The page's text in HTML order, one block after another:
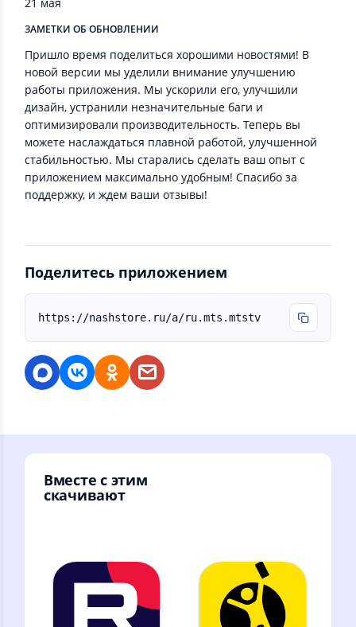
ЗАМЕТКИ ОБ ОБНОВЛЕНИИ
Пришло время поделиться хорошими новостями! В
новой версии мы уделили внимание улучшению
работы приложения. Мы ускорили его, улучшили
дизайн, устранили незначительные баги и
оптимизировали производительность. Теперь вы
можете наслаждаться плавной работой, улучшенной
стабильностью. Мы старались сделать ваш опыт с
приложением максимально удобным! Спасибо за
поддержку, и ждем ваши отзывы!
Поделитесь приложением
https://nashstore.ru/a/ru.mts.mtstv
Вместе с этим
скачивают